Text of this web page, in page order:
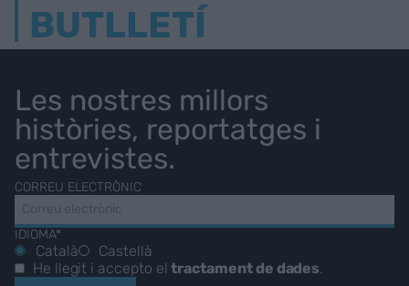
BUTLLETÍ
Les nostres millors
històries, reportatges i
entrevistes.
CORREU ELECTRÒNIC
IDIOMA*
Català
Castellà
He llegit i accepto eltractament de dades